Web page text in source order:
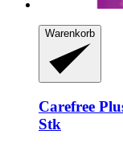
Warenkorb
Carefree
Stk